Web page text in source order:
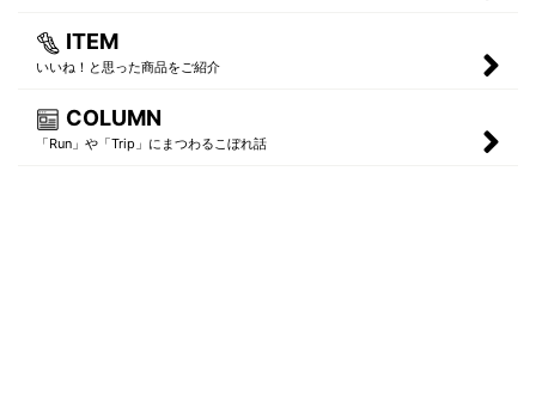
ITEM
いいね！と思った商品をご紹介
COLUMN
「Run」や「Trip」にまつわるこぼれ話